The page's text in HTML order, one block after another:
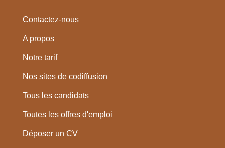
Contactez-nous
A propos
Notre tarif
Nos sites de codiffusion
Tous les candidats
Toutes les offres d'emploi
Déposer un CV